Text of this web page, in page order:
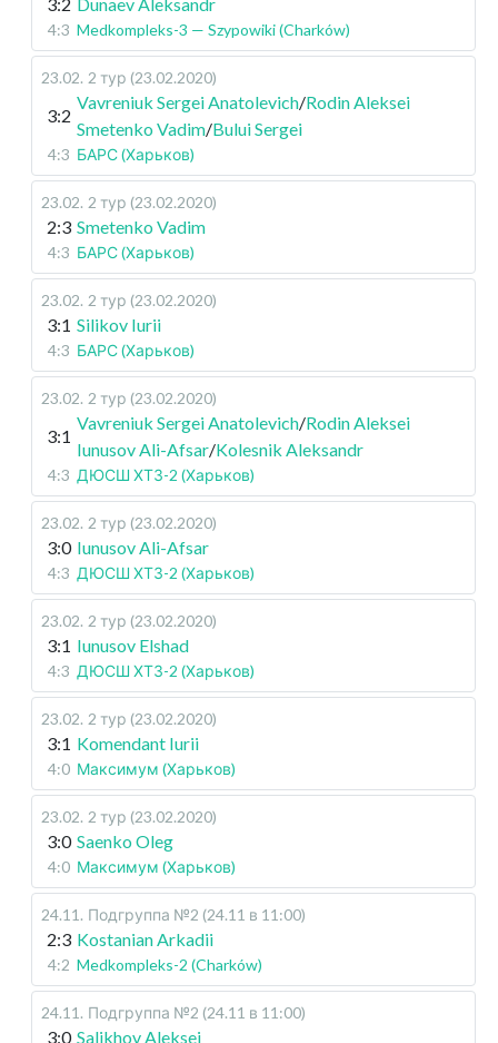
4:3 Medkompleks-3 — Szypowiki (Charków)
23.02. 2 тур (23.02.2020)
3:2
Vavreniuk Sergei Anatolevich/Rodin Aleksei
Smetenko Vadim/Bului Sergei
4:3 БАРС (Харьков)
23.02. 2 тур (23.02.2020)
2:3 Smetenko Vadim
4:3 БАРС (Харьков)
23.02. 2 тур (23.02.2020)
3:1 Silikov Iurii
4:3 БАРС (Харьков)
23.02. 2 тур (23.02.2020)
3:1
Vavreniuk Sergei Anatolevich/Rodin Aleksei
Iunusov Ali-Afsar/Kolesnik Aleksandr
4:3 ДЮСШ ХТЗ-2 (Харьков)
23.02. 2 тур (23.02.2020)
3:0 Iunusov Ali-Afsar
4:3 ДЮСШ ХТЗ-2 (Харьков)
23.02. 2 тур (23.02.2020)
3:1 Iunusov Elshad
4:3 ДЮСШ ХТЗ-2 (Харьков)
23.02. 2 тур (23.02.2020)
3:1 Komendant Iurii
4:0 Максимум (Харьков)
23.02. 2 тур (23.02.2020)
3:0 Saenko Oleg
4:0 Максимум (Харьков)
24.11 . Подгруппа №2 (24.11 в 11:00)
2:3 Kostanian Arkadii
4:2 Medkompleks-2 (Charków)
24.11 . Подгруппа №2 (24.11 в 11:00)
3:0 Salikhov Aleksei